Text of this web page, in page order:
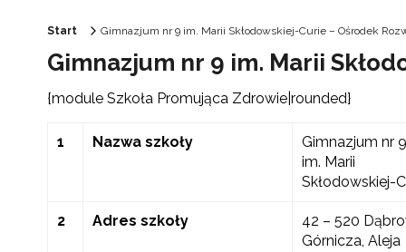
Start Gimnazjum nr 9 im. Marii Skłodowskiej-Curie – Ośrodek
Gimnazjum nr 9 im. Marii
{module Szkoła Promująca Zdrowie|rounded}
1 Nazwa szkoły
Gimnazjum nr 9
im. Marii
Skłodowskiej-
2 Adres szkoły
42 – 520
Górnicza, Aleja